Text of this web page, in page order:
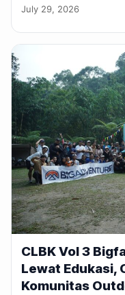
July 29, 2026
CLBK Vol 3
Lewat Edukasi,
Komunitas